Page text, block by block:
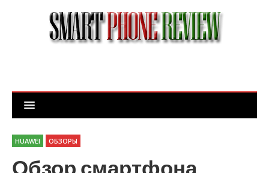
HUAWEI ОБЗОРЫ
Обзор смартфона